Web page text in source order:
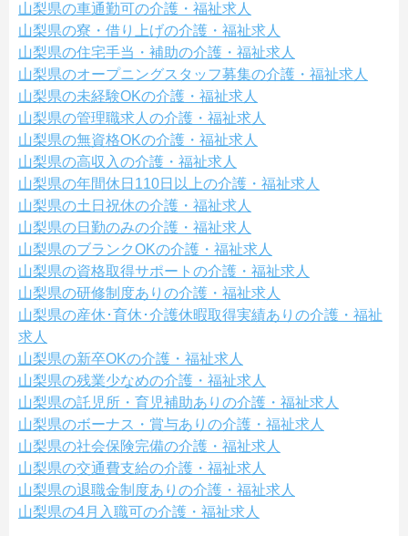
山梨県の車通勤可の介護・福祉求人
山梨県の寮・借り上げの介護・福祉求人
山梨県の住宅手当・補助の介護・福祉求人
山梨県のオープニングスタッフ募集の介護・福祉求人
山梨県の未経験OKの介護・福祉求人
山梨県の管理職求人の介護・福祉求人
山梨県の無資格OKの介護・福祉求人
山梨県の高収入の介護・福祉求人
山梨県の年間休日110日以上の介護・福祉求人
山梨県の土日祝休の介護・福祉求人
山梨県の日勤のみの介護・福祉求人
山梨県のブランクOKの介護・福祉求人
山梨県の資格取得サポートの介護・福祉求人
山梨県の研修制度ありの介護・福祉求人
山梨県の産休･育休･介護休暇取得実績ありの介護・福祉
求人
山梨県の新卒OKの介護・福祉求人
山梨県の残業少なめの介護・福祉求人
山梨県の託児所・育児補助ありの介護・福祉求人
山梨県のボーナス・賞与ありの介護・福祉求人
山梨県の社会保険完備の介護・福祉求人
山梨県の交通費支給の介護・福祉求人
山梨県の退職金制度ありの介護・福祉求人
山梨県の4月入職可の介護・福祉求人